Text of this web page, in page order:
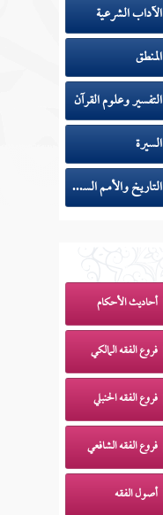
الآداب الشرعية
المنطق
التفسير وعلوم القرآن
السيرة
التاريخ والأمم السابقة
أحاديث الأحكام
فروع الفقه المالكي
فروع الفقه الحنبلي
فروع الفقه الشافعي
أصول الفقه